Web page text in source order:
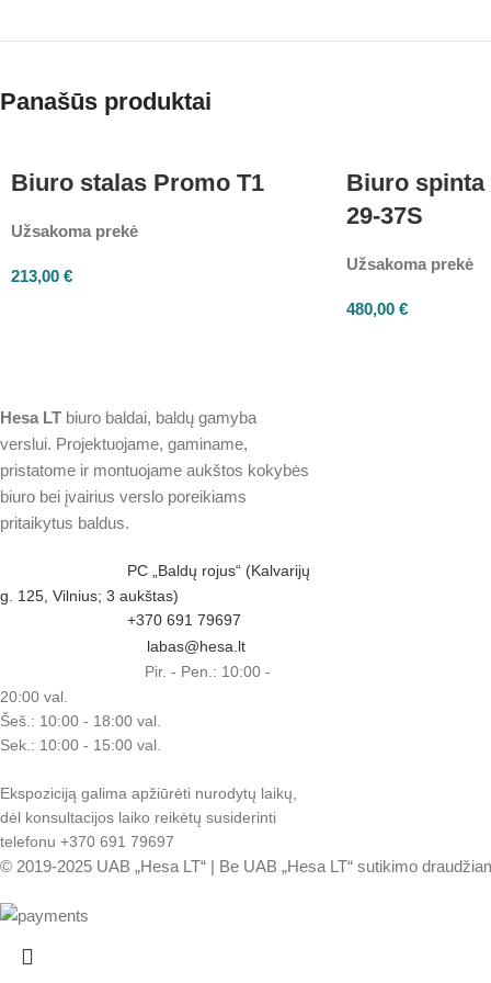
Panašūs produktai
Biuro stalas Promo T1
Užsakoma prekė
213,00 €
Biuro spinta
29-37S
Užsakoma prekė
480,00 €
Hesa LT biuro baldai, baldų gamyba
verslui. Projektuojame, gaminame,
pristatome ir montuojame aukštos kokybės
biuro bei įvairius verslo poreikiams
pritaikytus baldus.
PC „Baldų rojus“ (Kalvarijų
g. 125, Vilnius; 3 aukštas)
+370 691 79697
labas@hesa.lt
Pir. - Pen.: 10:00 -
20:00 val.
Šeš.: 10:00 - 18:00 val.
Sek.: 10:00 - 15:00 val.
Ekspoziciją galima apžiūrėti nurodytų laikų,
dėl konsultacijos laiko reikėtų susiderinti
telefonu +370 691 79697
© 2019-2025 UAB „Hesa LT“ | Be UAB „Hesa LT“ sutikimo